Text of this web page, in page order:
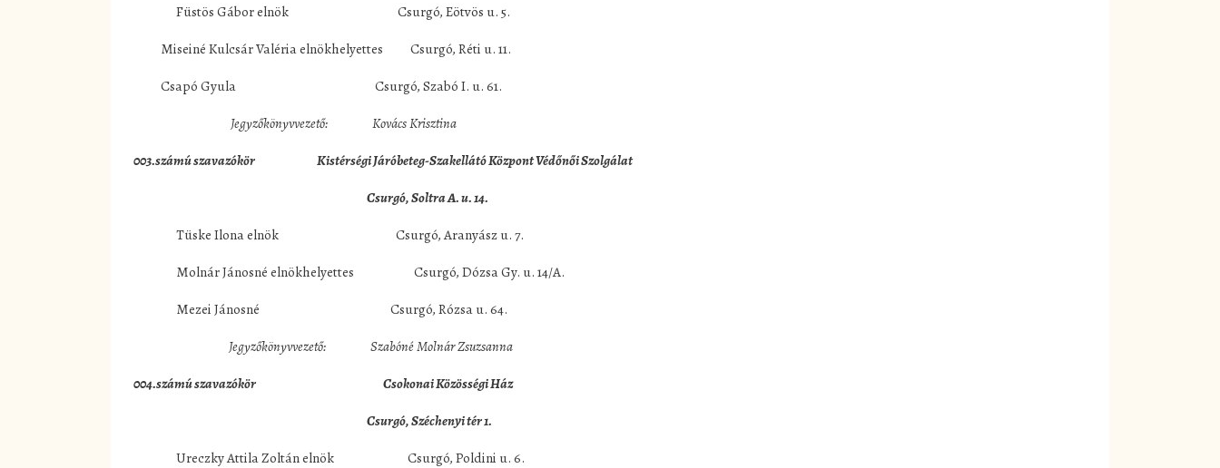
Füstös Gábor elnök Csurgó, Eötvös u. 5.
Miseiné Kulcsár Valéria elnökhelyettes Csurgó, Réti u. 11.
Csapó Gyula Csurgó, Szabó I. u. 61.
Jegyzőkönyvvezető: Kovács Krisztina
003.számú szavazókör
Kistérségi Járóbeteg-Szakellátó Központ Védőnői Szolgálat
Csurgó, Soltra A. u. 14.
Tüske Ilona elnök Csurgó, Aranyász u. 7.
Molnár Jánosné elnökhelyettes Csurgó, Dózsa Gy. u. 14/A.
Mezei Jánosné Csurgó, Rózsa u. 64.
Jegyzőkönyvvezető: Szabóné Molnár Zsuzsanna
004.számú szavazókör Csokonai Közösségi Ház
Csurgó, Széchenyi tér 1.
Ureczky Attila Zoltán elnök Csurgó, Poldini u. 6.